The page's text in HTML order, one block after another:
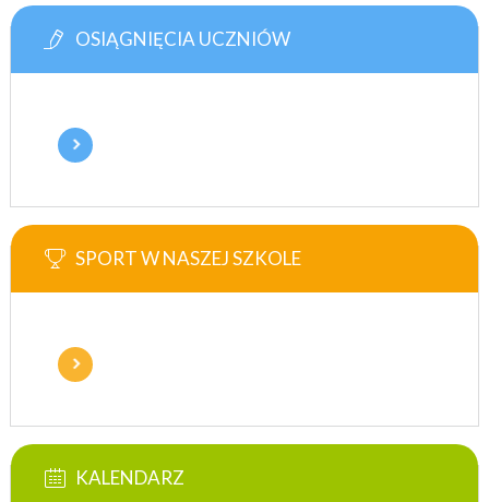
OSIĄGNIĘCIA UCZNIÓW
SPORT W NASZEJ SZKOLE
KALENDARZ